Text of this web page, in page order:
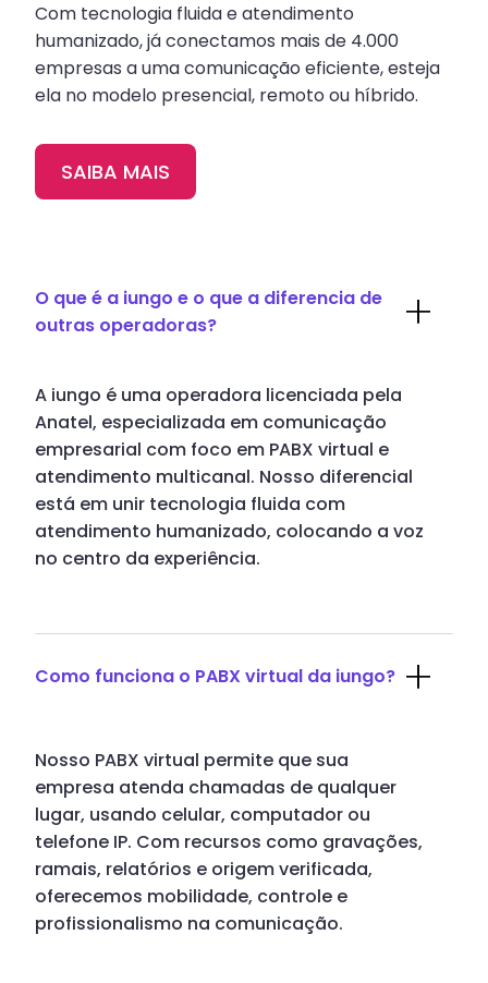
Com tecnologia fluida e atendimento
humanizado, já conectamos mais de 4.000
empresas a uma comunicação eficiente, esteja
ela no modelo presencial, remoto ou híbrido.
SAIBA MAIS
O que é a iungo e o que a diferencia de
outras operadoras?
A iungo é uma operadora licenciada pela
Anatel, especializada em comunicação
empresarial com foco em PABX virtual e
atendimento multicanal. Nosso diferencial
está em unir tecnologia fluida com
atendimento humanizado, colocando a voz
no centro da experiência.
Como funciona o PABX virtual da iungo?
Nosso PABX virtual permite que sua
empresa atenda chamadas de qualquer
lugar, usando celular, computador ou
telefone IP. Com recursos como gravações,
ramais, relatórios e origem verificada,
oferecemos mobilidade, controle e
profissionalismo na comunicação.